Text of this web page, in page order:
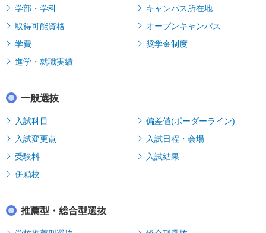
学部・学科
キャンパス所在地
取得可能資格
オープンキャンパス
学費
奨学金制度
進学・就職実績
一般選抜
入試科目
偏差値(ボーダーライン)
入試変更点
入試日程・会場
受験料
入試結果
併願校
推薦型・総合型選抜